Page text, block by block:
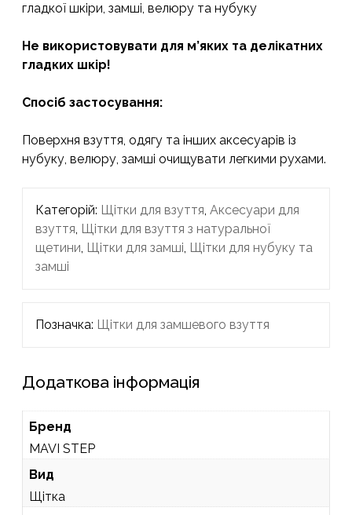
гладкої шкіри, замші, велюру та нубуку
Не використовувати для м’яких та делікатних
гладких шкір!
Спосіб застосування:
Поверхня взуття, одягу та інших аксесуарів із
нубуку, велюру, замші очищувати легкими рухами.
Категорій: Щітки для взуття, Аксесуари для
взуття, Щітки для взуття з натуральної
щетини, Щітки для замші, Щітки для нубуку та
замші
Позначка: Щітки для замшевого взуття
Додаткова інформація
Бренд
MAVI STEP
Вид
Щітка